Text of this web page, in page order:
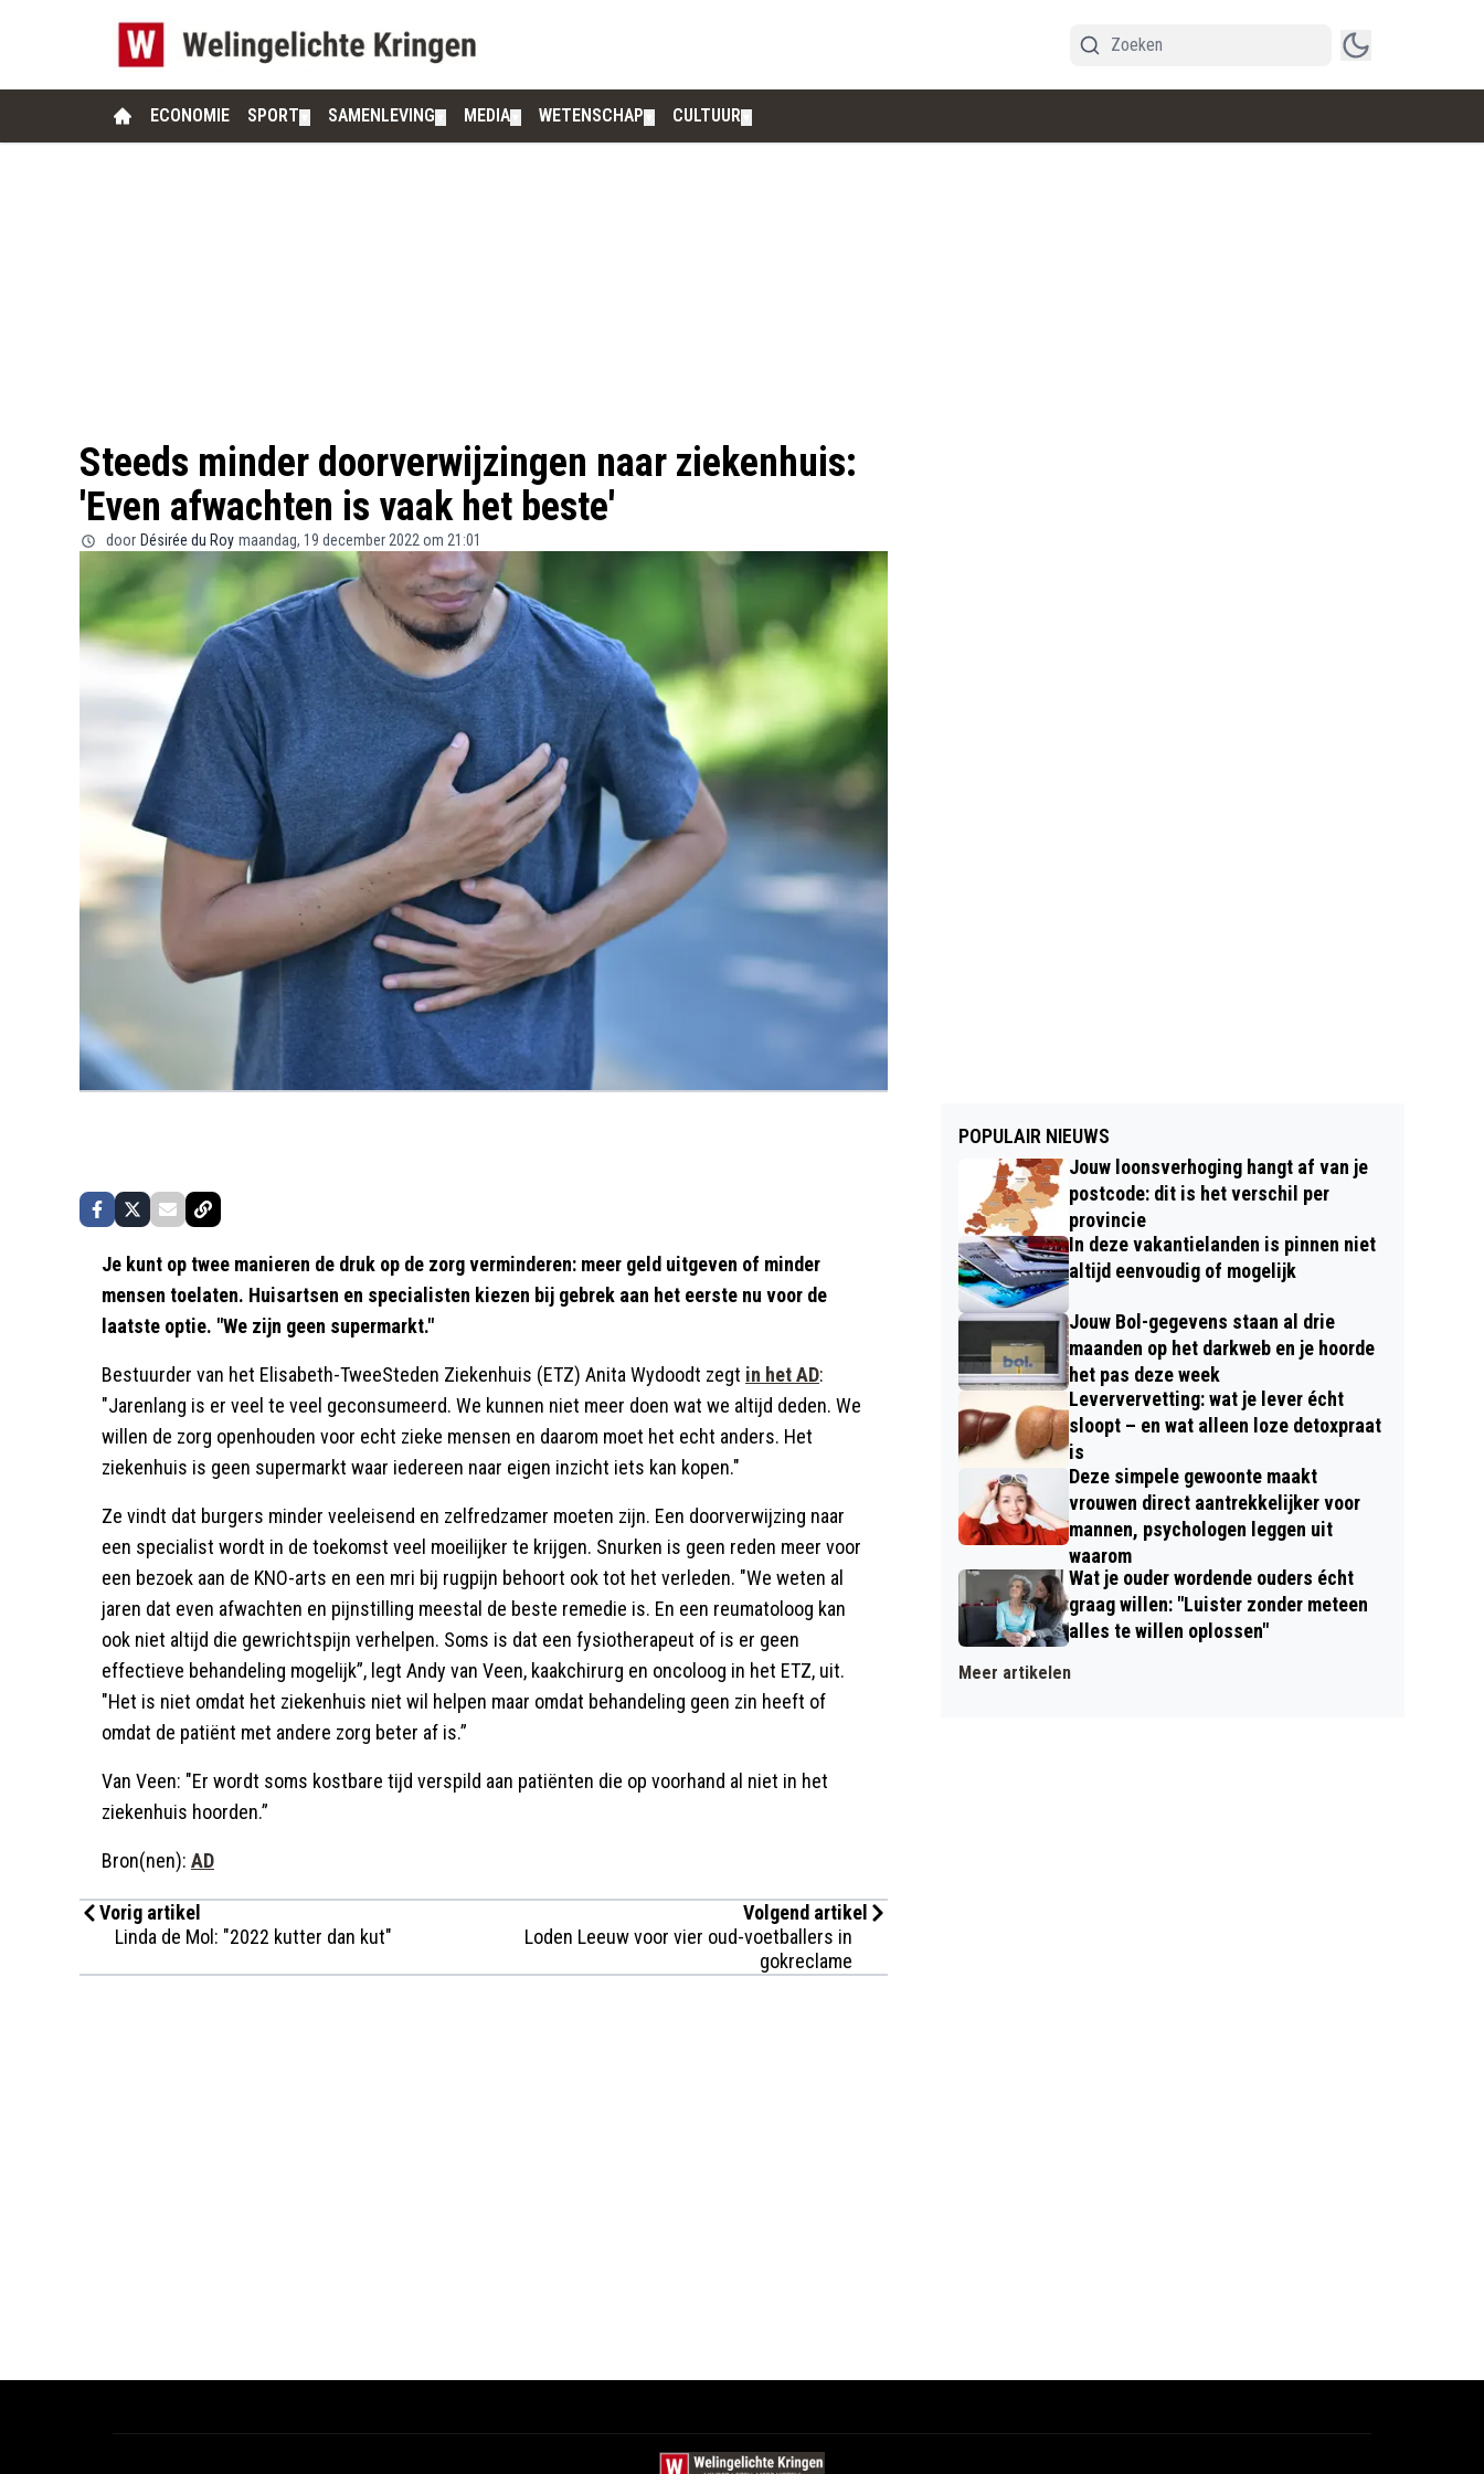
ECONOMIE SPORT SAMENLEVING MEDIA WETENSCHAP CULTUUR
Steeds minder doorverwijzingen naar ziekenhuis:
'Even afwachten is vaak het beste'
door Désirée du Roy maandag, 19 december 2022 om 21:01
Je kunt op twee manieren de druk op de zorg verminderen: meer geld uitgeven of minder
mensen toelaten. Huisartsen en specialisten kiezen bij gebrek aan het eerste nu voor de
laatste optie. "We zijn geen supermarkt."
Bestuurder van het Elisabeth-TweeSteden Ziekenhuis (ETZ) Anita Wydoodt zegt in het AD:
"Jarenlang is er veel te veel geconsumeerd. We kunnen niet meer doen wat we altijd deden. We
willen de zorg openhouden voor echt zieke mensen en daarom moet het echt anders. Het
ziekenhuis is geen supermarkt waar iedereen naar eigen inzicht iets kan kopen."
Ze vindt dat burgers minder veeleisend en zelfredzamer moeten zijn. Een doorverwijzing naar
een specialist wordt in de toekomst veel moeilijker te krijgen. Snurken is geen reden meer voor
een bezoek aan de KNO-arts en een mri bij rugpijn behoort ook tot het verleden. "We weten al
jaren dat even afwachten en pijnstilling meestal de beste remedie is. En een reumatoloog kan
ook niet altijd die gewrichtspijn verhelpen. Soms is dat een fysiotherapeut of is er geen
effectieve behandeling mogelijk”, legt Andy van Veen, kaakchirurg en oncoloog in het ETZ, uit.
"Het is niet omdat het ziekenhuis niet wil helpen maar omdat behandeling geen zin heeft of
omdat de patiënt met andere zorg beter af is.”
Van Veen: "Er wordt soms kostbare tijd verspild aan patiënten die op voorhand al niet in het
ziekenhuis hoorden.”
Bron(nen): AD
Vorig artikel
Linda de Mol: "2022 kutter dan kut"
Volgend artikel
Loden Leeuw voor vier oud-voetballers in
gokreclame
POPULAIR NIEUWS
Jouw loonsverhoging hangt af van je
postcode: dit is het verschil per
provincie
In deze vakantielanden is pinnen niet
altijd eenvoudig of mogelijk
Jouw Bol-gegevens staan al drie
maanden op het darkweb en je hoorde
het pas deze week
Leververvetting: wat je lever écht
sloopt – en wat alleen loze detoxpraat
is
Deze simpele gewoonte maakt
vrouwen direct aantrekkelijker voor
mannen, psychologen leggen uit
waarom
Wat je ouder wordende ouders écht
graag willen: "Luister zonder meteen
alles te willen oplossen"
Meer artikelen